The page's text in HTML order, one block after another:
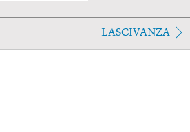
LASCIVANZA